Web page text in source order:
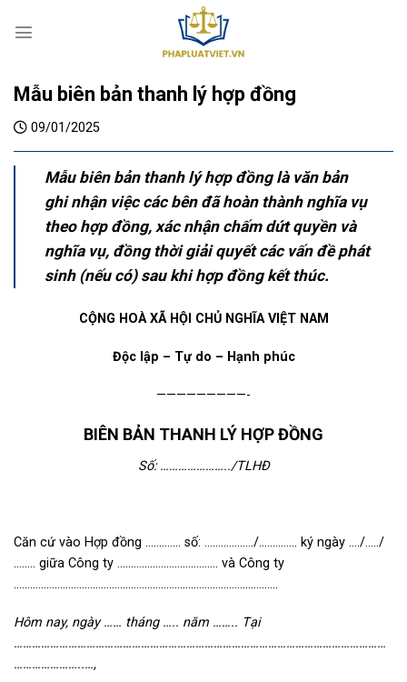
Mẫu biên bản thanh lý hợp đồng
09/01/2025
Mẫu biên bản thanh lý hợp đồng là văn bản
ghi nhận việc các bên đã hoàn thành nghĩa vụ
theo hợp đồng, xác nhận chấm dứt quyền và
nghĩa vụ, đồng thời giải quyết các vấn đề phát
sinh (nếu có) sau khi hợp đồng kết thúc.
CỘNG HOÀ XÃ HỘI CHỦ NGHĨA VIỆT NAM
Độc lập – Tự do – Hạnh phúc
—————————-
BIÊN BẢN THANH LÝ HỢP ĐỒNG
Số: …………………../TLHĐ
Căn cứ vào Hợp đồng …………. số: ………………/………….. ký ngày …./…../
…….. giữa Công ty ………………………………. và Công ty
…………………………………………………………………………………….
Hôm nay, ngày …… tháng ….. năm …….. Tại
……………………………………………………………………………………………………………
…………………..…,